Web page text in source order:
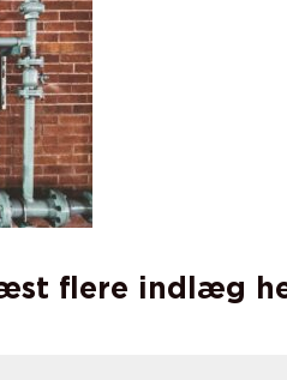
flere indlæg